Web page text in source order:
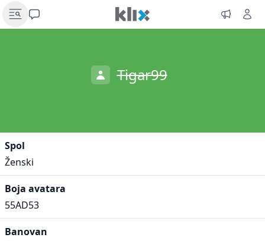
Tigar99
Spol
Ženski
Boja avatara
55AD53
Banovan